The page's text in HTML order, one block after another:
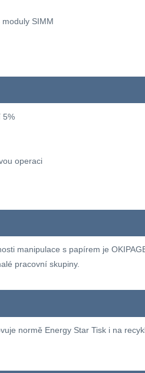
SIMM
5%
operaci
manipulace s papírem je
pracovní skupiny.
normě Energy Star Tisk i na